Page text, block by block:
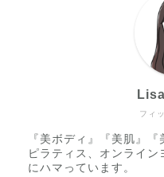
フィ
『美ボディ』『美肌』
ピラティス、オンライン
にハマっています。